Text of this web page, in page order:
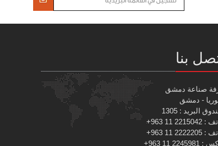
بنا
صناعة دمشق
- دمشق
البريد : 1305
11 963+
11 963+
11 963+